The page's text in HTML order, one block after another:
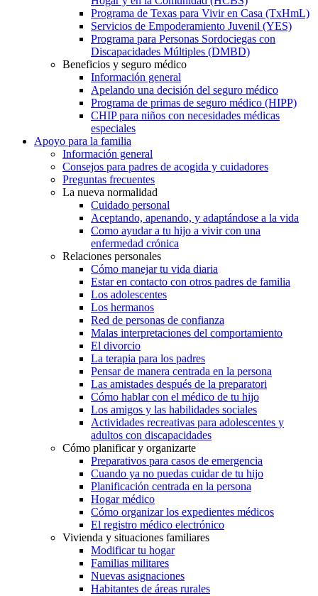
Programa de Texas para Vivir en Casa (TxHmL)
Servicios de Empoderamiento Juvenil (YES)
Programa para Personas Sordociegas con
Discapacidades Múltiples (DMBD)
Beneficios y seguro médico
Información general
Apelando una decisión del seguro médico
Programa de primas de seguro médico (HIPP)
CHIP para niños con necesidades médicas
especiales
Apoyo para la familia
Información general
Consejos para padres de acogida y cuidadores
Preguntas frecuentes
La nueva normalidad
Cuidado personal
Aceptando, apenando, y adaptándose a la vida
Como ayudar a tu hijo a vivir con una
enfermedad crónica
Relaciones personales
Cómo manejar tu vida diaria
Estar en contacto con otros padres de familia
Los adolescentes
Los hermanos
Red de personas de confianza
Malas interpretaciones del comportamiento
El divorcio
La terapia para los padres
Pensar de manera centrada en la persona
Las amistades después de la preparatori
Cómo hablar con el médico de tu hijo
Los amigos y las habilidades sociales
Actividades recreativas para adolescentes y
adultos con discapacidades
Cómo planificar y organizarte
Preparativos para casos de emergencia
Cuando ya no puedas cuidar de tu hijo
Planificación centrada en la persona
Hogar médico
Cómo organizar los expedientes médicos
El registro médico electrónico
Vivienda y situaciones familiares
Modificar tu hogar
Familias militares
Nuevas asignaciones
Habitantes de áreas rurales